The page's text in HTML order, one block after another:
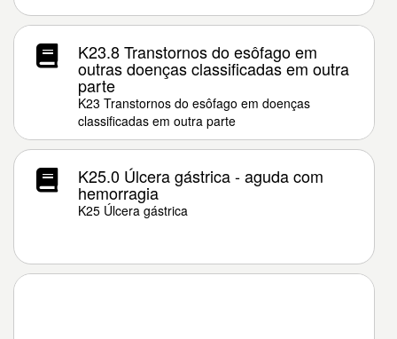
K23.8 Transtornos do esôfago em
outras doenças classificadas em outra
parte
K23 Transtornos do esôfago em doenças
classificadas em outra parte
K25.0 Úlcera gástrica - aguda com
hemorragia
K25 Úlcera gástrica